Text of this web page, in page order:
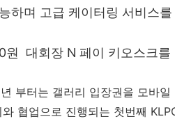
하며 고급 케이터링 서비스
대회장 N 페이 키오스크를
부터는 갤러리 입장권을 모바
협업으로 진행되는 첫번째